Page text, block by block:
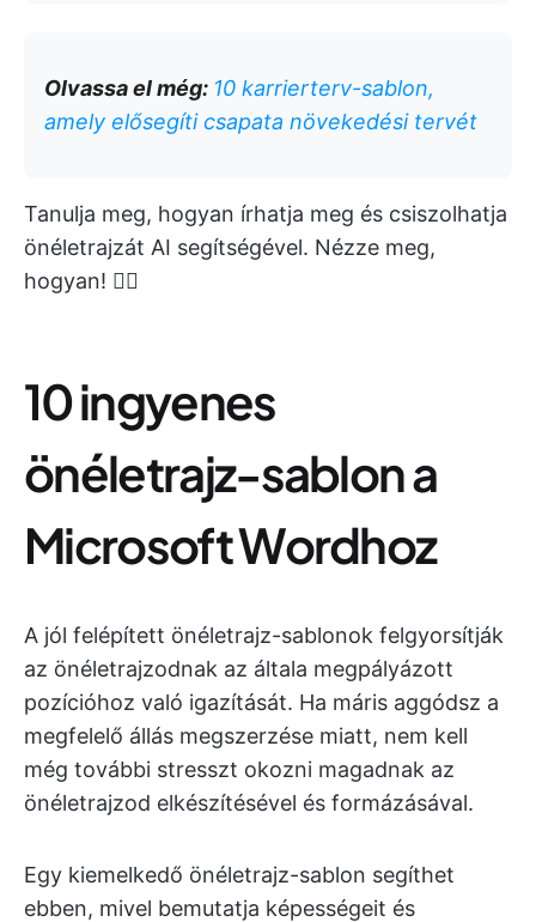
Olvassa el még: 10 karrierterv-sablon,
amely elősegíti csapata növekedési tervét
Tanulja meg, hogyan írhatja meg és csiszolhatja
önéletrajzát AI segítségével. Nézze meg,
hogyan! 👇🏼
10 ingyenes
önéletrajz-sablon a
Microsoft Wordhoz
A jól felépített önéletrajz-sablonok felgyorsítják
az önéletrajzodnak az általa megpályázott
pozícióhoz való igazítását. Ha máris aggódsz a
megfelelő állás megszerzése miatt, nem kell
még további stresszt okozni magadnak az
önéletrajzod elkészítésével és formázásával.
Egy kiemelkedő önéletrajz-sablon segíthet
ebben, mivel bemutatja képességeit és